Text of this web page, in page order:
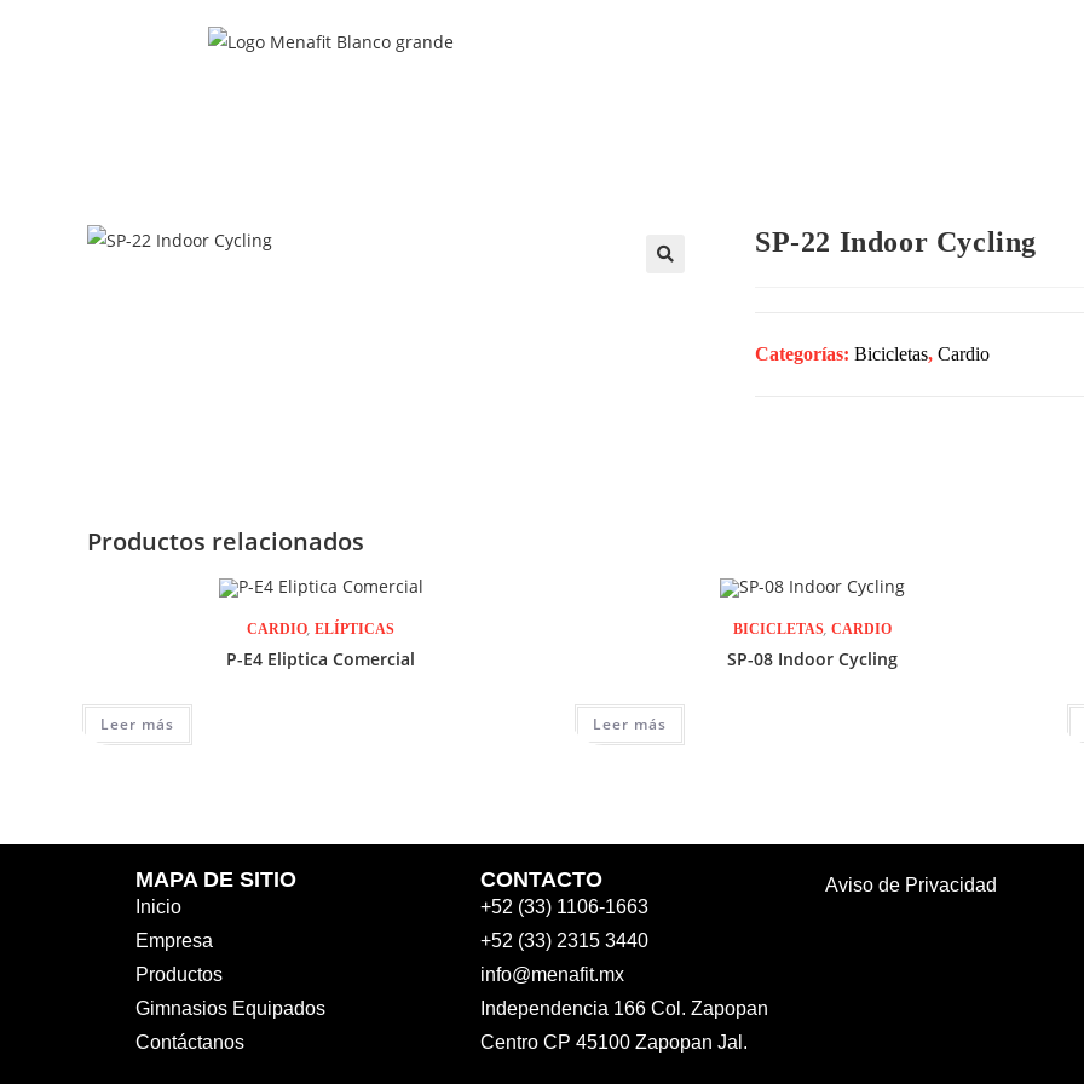
SP-22 Indoor Cycling
Categorías: Bicicletas, Cardio
Productos relacionados
CARDIO,ELÍPTICAS
P-E4 Eliptica Comercial
Leer más
BICICLETAS,CARDIO
SP-08 Indoor Cycling
Leer más
MAPA DE SITIO
Inicio
Empresa
Productos
Gimnasios Equipados
Contáctanos
CONTACTO
+52 (33) 1106-1663
+52 (33) 2315 3440
info@menafit.mx
Independencia 166 Col. Zapopan
Centro CP 45100 Zapopan Jal.
Aviso de Privacidad